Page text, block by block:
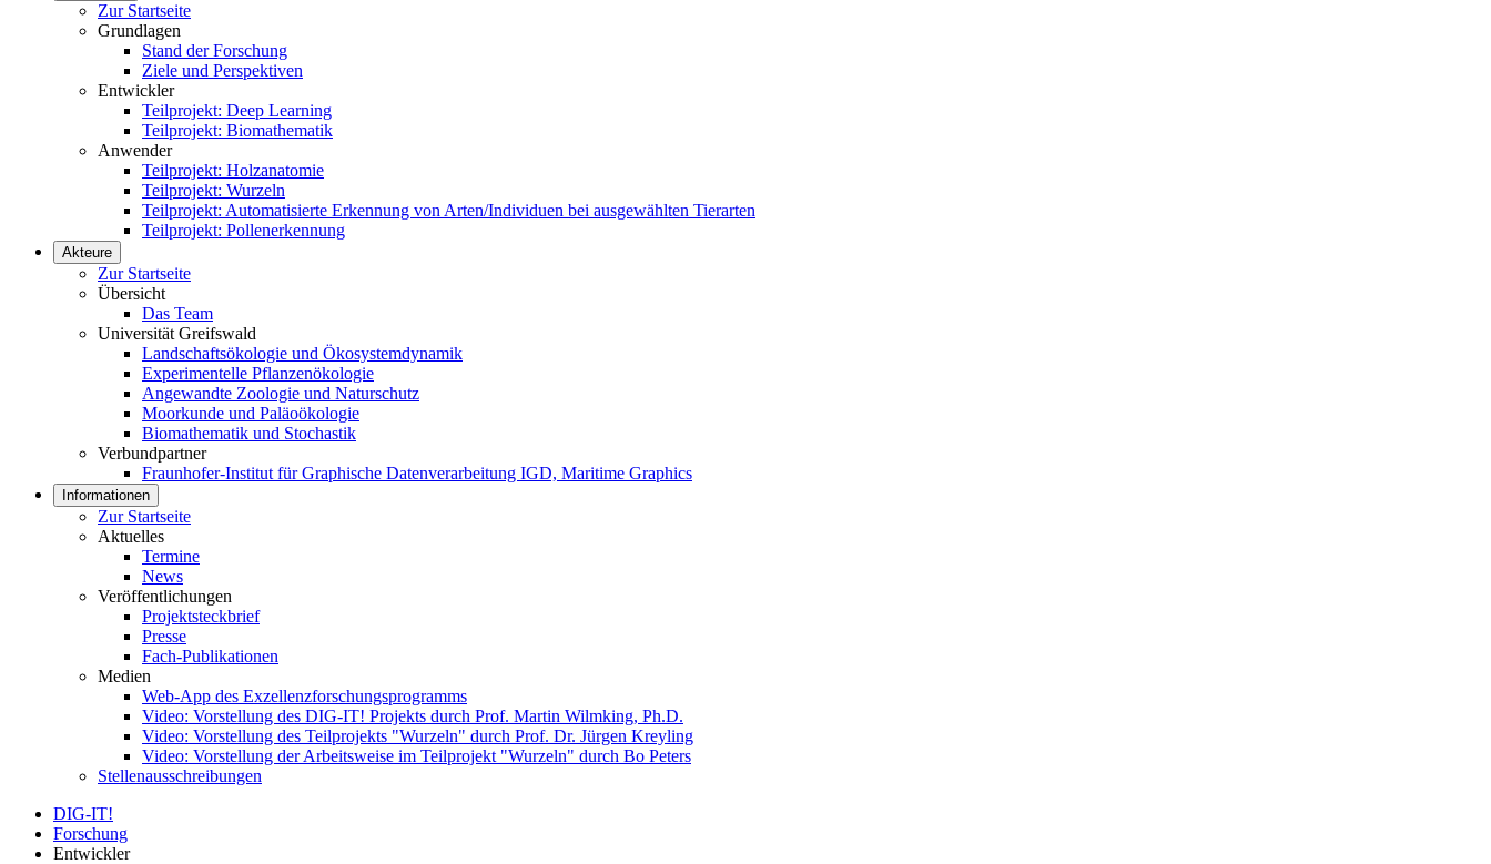
Zur Startseite
Grundlagen
Stand der Forschung
Ziele und Perspektiven
Entwickler
Teilprojekt: Deep Learning
Teilprojekt: Biomathematik
Anwender
Teilprojekt: Holzanatomie
Teilprojekt: Wurzeln
Teilprojekt: Automatisierte Erkennung von Arten/Individuen bei ausgewählten Tierarten
Teilprojekt: Pollenerkennung
Akteure
Zur Startseite
Übersicht
Das Team
Universität Greifswald
Landschaftsökologie und Ökosystemdynamik
Experimentelle Pflanzenökologie
Angewandte Zoologie und Naturschutz
Moorkunde und Paläoökologie
Biomathematik und Stochastik
Verbundpartner
Fraunhofer-Institut für Graphische Datenverarbeitung IGD, Maritime Graphics
Informationen
Zur Startseite
Aktuelles
Termine
News
Veröffentlichungen
Projektsteckbrief
Presse
Fach-Publikationen
Medien
Web-App des Exzellenzforschungsprogramms
Video: Vorstellung des DIG-IT! Projekts durch Prof. Martin Wilmking, Ph.D.
Video: Vorstellung des Teilprojekts "Wurzeln" durch Prof. Dr. Jürgen Kreyling
Video: Vorstellung der Arbeitsweise im Teilprojekt "Wurzeln" durch Bo Peters
Stellenausschreibungen
DIG-IT!
Forschung
Entwickler